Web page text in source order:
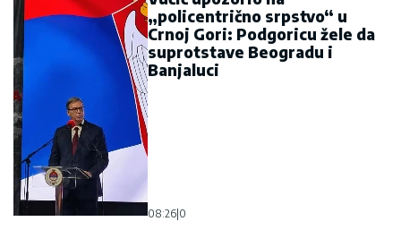
„policentrično srpstvo“ u
Crnoj Gori: Podgoricu žele da
suprotstave Beogradu i
Banjaluci
08:26 0